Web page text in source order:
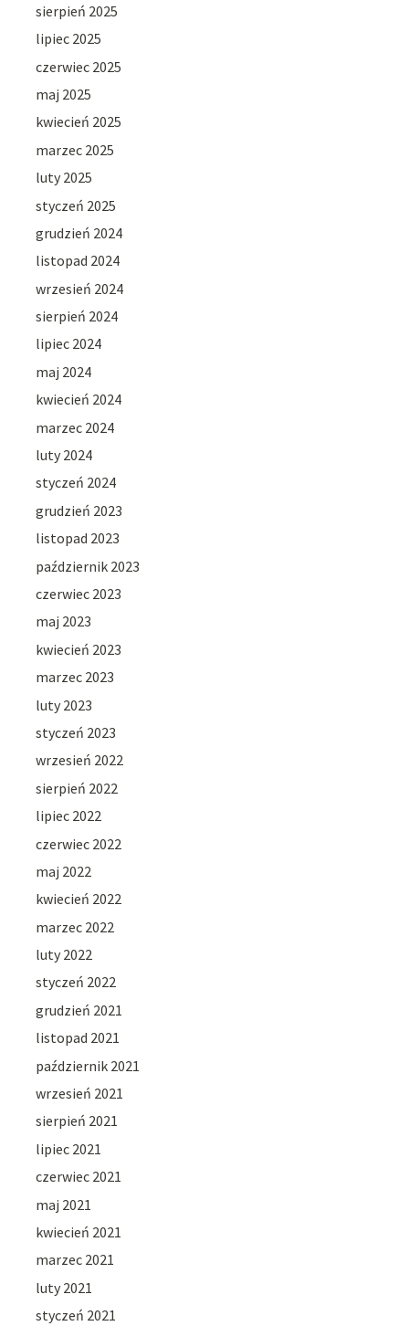
sierpień 2025
lipiec 2025
czerwiec 2025
maj 2025
kwiecień 2025
marzec 2025
luty 2025
styczeń 2025
grudzień 2024
listopad 2024
wrzesień 2024
sierpień 2024
lipiec 2024
maj 2024
kwiecień 2024
marzec 2024
luty 2024
styczeń 2024
grudzień 2023
listopad 2023
październik 2023
czerwiec 2023
maj 2023
kwiecień 2023
marzec 2023
luty 2023
styczeń 2023
wrzesień 2022
sierpień 2022
lipiec 2022
czerwiec 2022
maj 2022
kwiecień 2022
marzec 2022
luty 2022
styczeń 2022
grudzień 2021
listopad 2021
październik 2021
wrzesień 2021
sierpień 2021
lipiec 2021
czerwiec 2021
maj 2021
kwiecień 2021
marzec 2021
luty 2021
styczeń 2021